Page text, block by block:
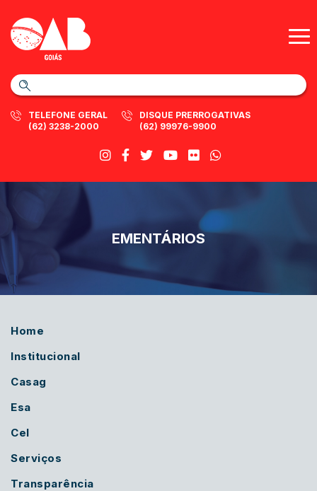
TELEFONE GERAL
(62) 3238-2000
DISQUE PRERROGATIVAS
(62) 99976-9900
EMENTÁRIOS
Home
Institucional
Casag
Esa
Cel
Serviços
Transparência